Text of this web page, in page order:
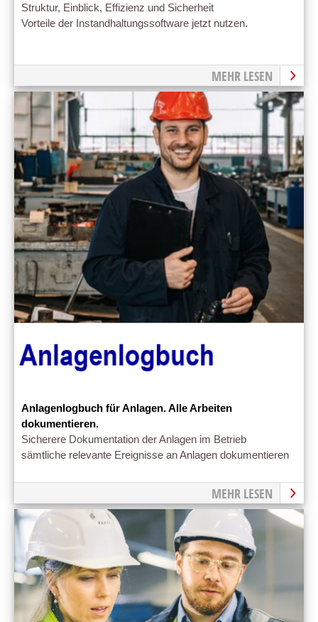
Struktur, Einblick, Effizienz und Sicherheit
Vorteile der Instandhaltungssoftware jetzt nutzen.
MEHR LESEN
Anlagenlogbuch für Anlagen. Alle Arbeiten
dokumentieren.
Sicherere Dokumentation der Anlagen im Betrieb
sämtliche relevante Ereignisse an Anlagen dokumentieren
MEHR LESEN